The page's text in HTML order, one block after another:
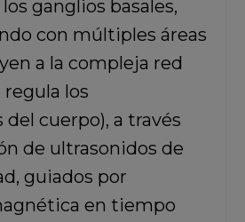
ganglios basales,
con múltiples áreas
a la compleja red
los
cuerpo), a través
de ultrasonidos de
guiados por
en tiempo